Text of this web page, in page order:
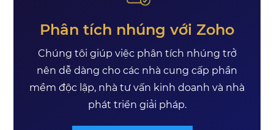
Phân tích nhúng với Zoho
Chúng tôi giúp việc phân tích nhúng trở
nên dễ dàng cho các nhà cung cấp phần
mềm độc lập, nhà tư vấn kinh doanh và nhà
phát triển giải pháp.